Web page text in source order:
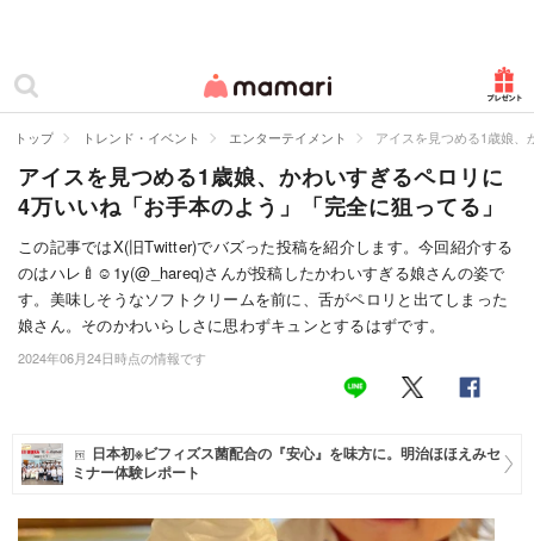
ママリ
カテゴリー一覧
妊娠
出産
赤ちゃん・育児
子育て・家族
お仕事
住まい
トップ トレンド・イベント エンターテイメント アイスを見つめる1歳娘
アイスを見つめる1歳娘、かわいすぎるペロリに
4万いいね「お手本のよう」「完全に狙ってる」
この記事ではX(旧Twitter)でバズった投稿を紹介します。今回紹介する
のはハレ🍼︎︎☺︎1y(@_hareq)さんが投稿したかわいすぎる娘さんの姿で
す。美味しそうなソフトクリームを前に、舌がペロリと出てしまった
娘さん。そのかわいらしさに思わずキュンとするはずです。
2024年06月24日時点の情報です
日本初※ビフィズス菌配合の『安心』を味方に。明治ほほえみセ
ミナー体験レポート